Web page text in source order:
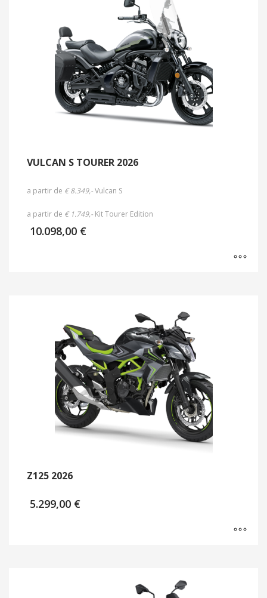
VULCAN S TOURER 2026
a partir de € 8.349,-Vulcan S
a partir de € 1.749,- Kit Tourer Edition
10.098,00 €
Z125 2026
5.299,00 €